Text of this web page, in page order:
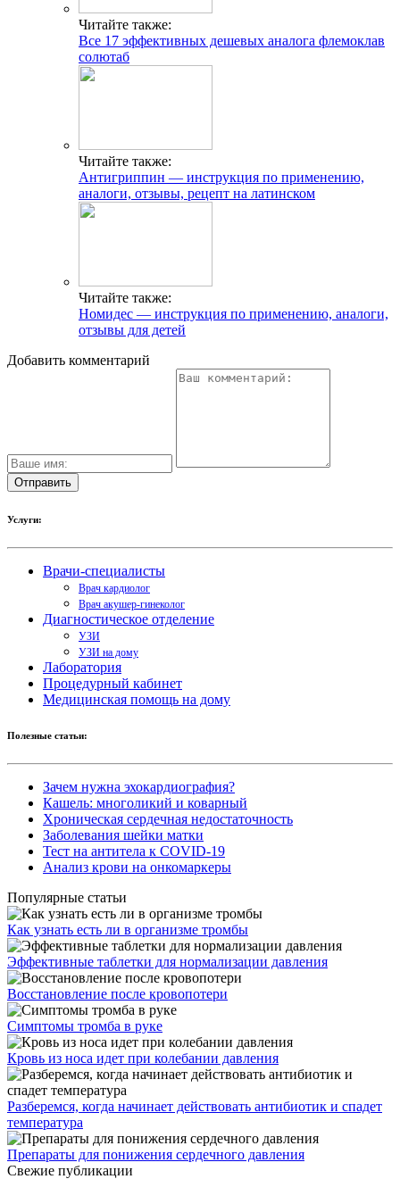
Читайте также:
Все 17 эффективных дешевых аналога флемоклав
солютаб
Читайте также:
Антигриппин — инструкция по применению,
аналоги, отзывы, рецепт на латинском
Читайте также:
Номидес — инструкция по применению, аналоги,
отзывы для детей
Добавить комментарий
Услуги:
Врачи-специалисты
Врач кардиолог
Врач акушер-гинеколог
Диагностическое отделение
УЗИ
УЗИ на дому
Лаборатория
Процедурный кабинет
Медицинская помощь на дому
Полезные статьи:
Зачем нужна эхокардиография?
Кашель: многоликий и коварный
Хроническая сердечная недостаточность
Заболевания шейки матки
Тест на антитела к COVID-19
Анализ крови на онкомаркеры
Популярные статьи
Как узнать есть ли в организме тромбы
Эффективные таблетки для нормализации давления
Восстановление после кровопотери
Симптомы тромба в руке
Кровь из носа идет при колебании давления
Разберемся, когда начинает действовать антибиотик и спадет
температура
Препараты для понижения сердечного давления
Свежие публикации